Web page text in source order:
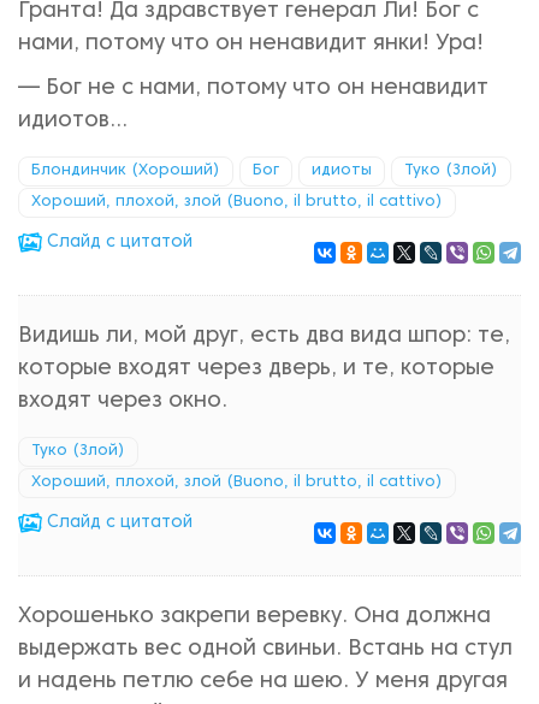
Гранта! Да здравствует генерал Ли! Бог с
нами, потому что он ненавидит янки! Ура!
— Бог не с нами, потому что он ненавидит
идиотов...
Блондинчик (Хороший) Бог идиоты Туко (Злой)
Хороший, плохой, злой (Buono, il brutto, il cattivo)
Cлайд с цитатой
Видишь ли, мой друг, есть два вида шпор: те,
которые входят через дверь, и те, которые
входят через окно.
Туко (Злой)
Хороший, плохой, злой (Buono, il brutto, il cattivo)
Cлайд с цитатой
Хорошенько закрепи веревку. Она должна
выдержать вес одной свиньи. Встань на стул
и надень петлю себе на шею. У меня другая